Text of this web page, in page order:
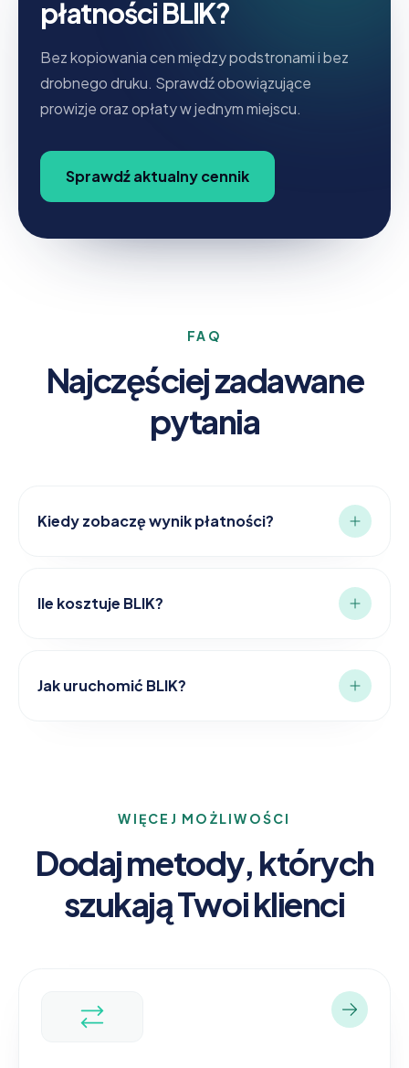
płatności BLIK?
Bez kopiowania cen między podstronami i bez
drobnego druku. Sprawdź obowiązujące
prowizje oraz opłaty w jednym miejscu.
Sprawdź aktualny cennik
FAQ
Najczęściej zadawane
pytania
Kiedy zobaczę wynik płatności?
Ile kosztuje BLIK?
Jak uruchomić BLIK?
WIĘCEJ MOŻLIWOŚCI
Dodaj metody, których
szukają Twoi klienci